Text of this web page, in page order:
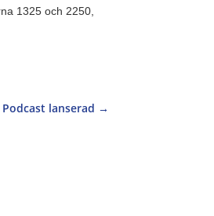
1325 och 2250,
lanserad →